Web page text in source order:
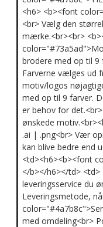
<h6> <b><font
<br> Vælg den
mærke.<br><br>
brodere med op til 9
Farverne vælges ud
motiv/logos
med op til 9 farver.
er behov for
ønskede
.ai | .png<br> Vær
kan blive bedre end
<td><h6><b><font
</b></h6></td>
leveringsservice du
Leveringsmetode,
med omdeling<br>